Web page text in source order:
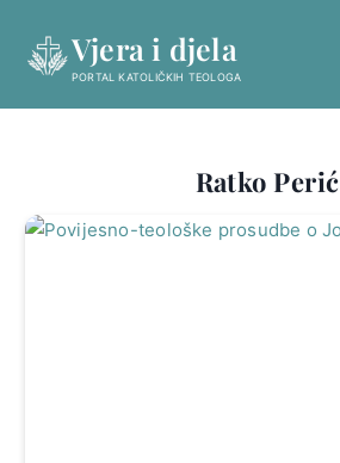
content
Vjera i djela
PORTAL KATOLIČKIH TEOLOGA
Ratko Perić